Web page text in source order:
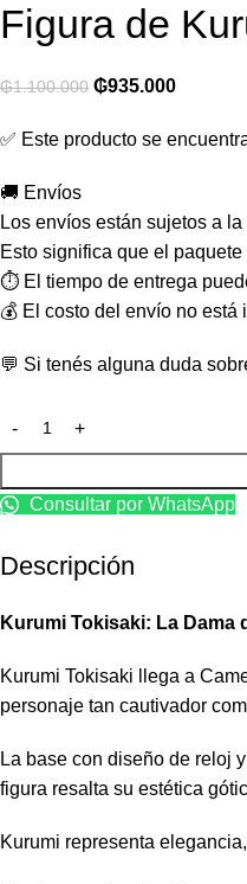
Figura de
₲1.100.000 ₲935.000
✅ Este producto se
🚚 Envíos
Los envíos están sujetos a
Esto significa que el
⏱️ El tiempo de entrega
💰 El costo del envío no
💬 Si tenés alguna duda
Consultar por WhatsApp
Descripción
Kurumi Tokisaki: La Dama
Kurumi Tokisaki llega a
personaje tan cautivador
La base con diseño de reloj
figura resalta su estética
Kurumi representa